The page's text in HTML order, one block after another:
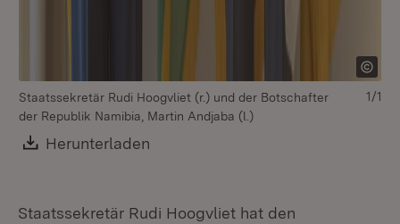
Staatssekretär Rudi Hoogvliet (r.) und der Botschafter
der Republik Namibia, Martin Andjaba (l.)
Download:
Herunterladen
1/1
Staatssekretär Rudi Hoogvliet hat den